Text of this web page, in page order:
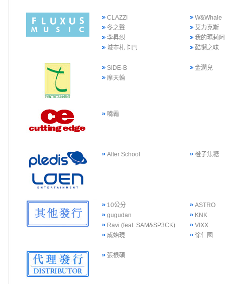
CLAZZI
W&Whale
冬之聲
艾力克斯
李昇烈
我的瑪莉
城市札卡巴
酷懶之味
SIDE-B
金潤兒
摩天輪
嘴霸
After School 橙子焦糖
10公分
ASTRO
gugudan
KNK
Ravi (feat. SAM&SP3CK)
VIXX
成始璄
徐仁國
張根碩